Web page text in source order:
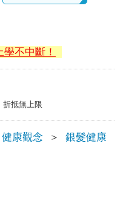
不中斷！
折抵無上限
健康觀念 ＞ 銀髮健康